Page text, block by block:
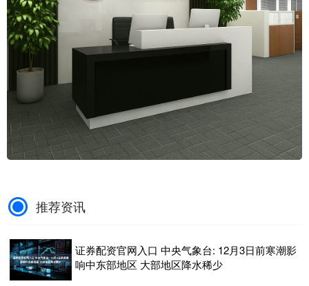
推荐资讯
证券配资官网入口 中央气象台: 12月3日前寒潮影
响中东部地区 大部地区降水稀少